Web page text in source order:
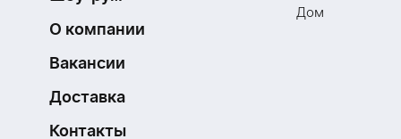
О компании
Вакансии
Доставка
Контакты
Дом